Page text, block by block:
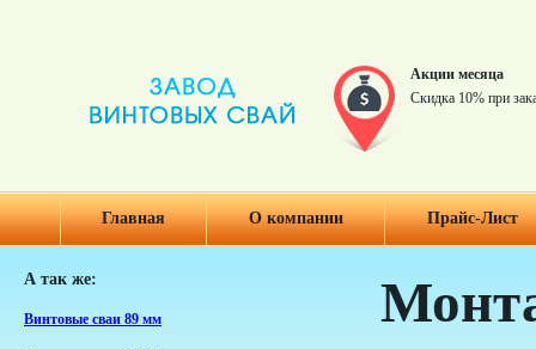
Акции месяца
Скидка 10% при
Главная О компании Прайс-Лист
А так же:
Винтовые сваи 89 мм